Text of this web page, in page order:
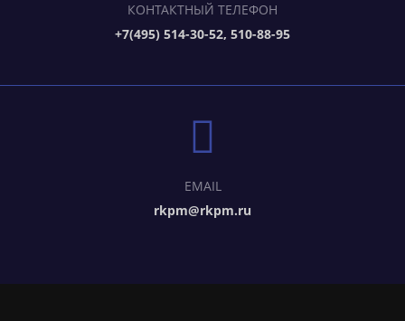
КОНТАКТНЫЙ ТЕЛЕФОН
+7(495) 514-30-52, 510-88-95
EMAIL
rkpm@rkpm.ru